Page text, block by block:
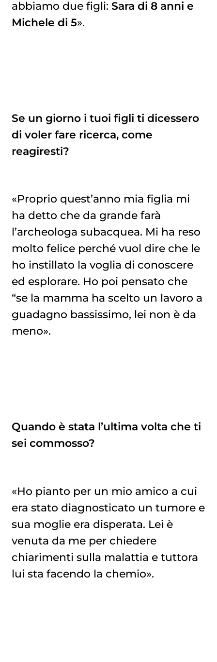
abbiamo due figli: Sara di 8 anni e
Michele di 5».
Se un giorno i tuoi figli ti dicessero
di voler fare ricerca, come
reagiresti?
«Proprio quest’anno mia figlia mi
ha detto che da grande farà
l’archeologa subacquea. Mi ha reso
molto felice perché vuol dire che le
ho instillato la voglia di conoscere
ed esplorare. Ho poi pensato che
“se la mamma ha scelto un lavoro a
guadagno bassissimo, lei non è da
meno».
Quando è stata l’ultima volta che ti
sei commosso?
«Ho pianto per un mio amico a cui
era stato diagnosticato un tumore e
sua moglie era disperata. Lei è
venuta da me per chiedere
chiarimenti sulla malattia e tuttora
lui sta facendo la chemio».